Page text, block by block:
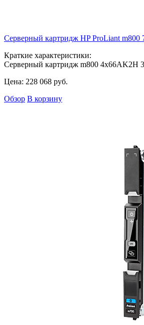
Серверный картридж HP ProLiant m800
Краткие характеристики:
Серверный картридж m800 4x66AK2H
Цена: 228 068 руб.
Обзор В корзину